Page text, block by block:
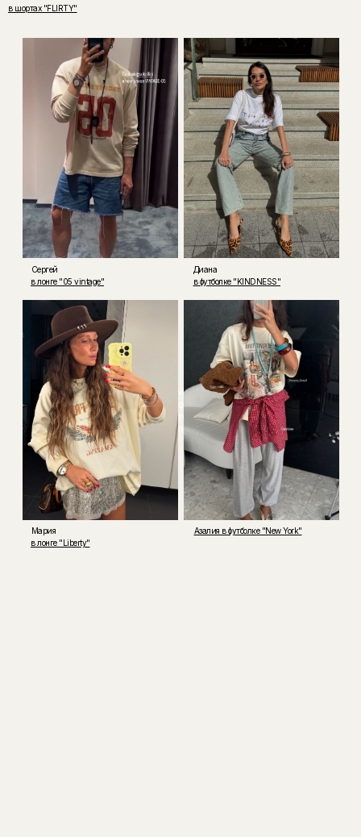
в шортах "FLIRTY"
Мария
Maory
Футболка
Lion
Сергей
в лонге "05 vintage"
Диана
в футболке "KINDNESS"
Мария
в лонге "Liberty"
Азалия в футболке "New York"